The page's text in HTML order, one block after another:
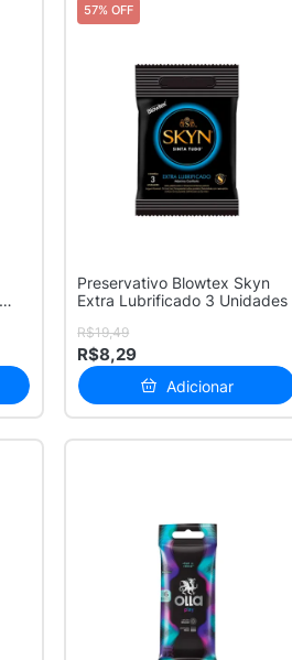
57% OFF
Preservativo Blowtex Skyn
Extra Lubrificado 3 Unidades
R$19,49
R$8,29
Adicionar